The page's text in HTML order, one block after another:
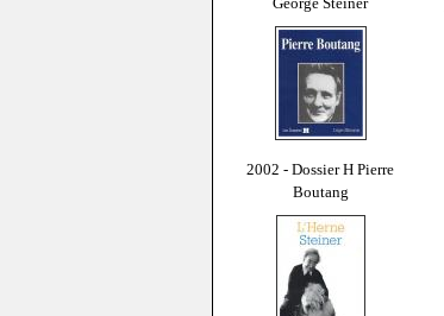
2002 - Dossier H Pierre
Boutang